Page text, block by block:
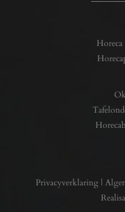
Privacyverklaring |